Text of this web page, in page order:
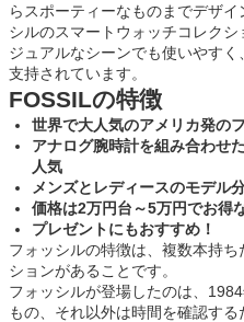
らスポーティーなものまでデザ
シルのスマートウォッチコレク
ジュアルなシーンでも使いやす
支持されています。
FOSSILの特徴
世界で大人気のアメリカ発の
アナログ腕時計を組み合わせ
人気
メンズとレディースのモデル
価格は2万円台～5万円でお得
プレゼントにもおすすめ！
フォッシルの特徴は、複数本持
ションがあることです。
フォッシルが登場したのは、
もの、それ以外は時間を確認す